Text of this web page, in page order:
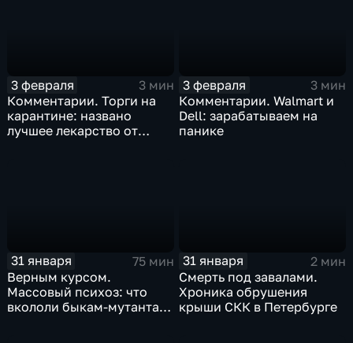
3 февраля
3 мин
Комментарии. Торги на
карантине: названо
лучшее лекарство от
3 февраля
3 мин
Комментарии. Walmart и
Dell: зарабатываем на
панике
31 января
75 мин
Верным курсом.
Массовый психоз: что
вкололи быкам-мутантам,
31 января
2 мин
Смерть под завалами.
Хроника обрушения
крыши СКК в Петербурге